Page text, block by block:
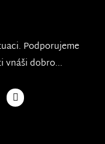
Podporujeme
vnáši dobro...